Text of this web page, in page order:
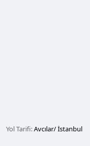
Yol Tarifi:Avcılar/ İstanbul